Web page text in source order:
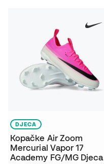
DJECA
Kopačke Air Zoom
Mercurial Vapor 17
Academy FG/MG Djeca